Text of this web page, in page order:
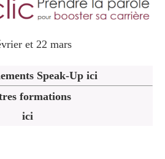
et 22 mars
Speak-Up ici
formations
ici